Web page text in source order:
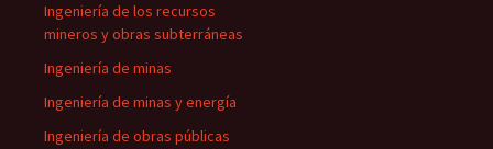
Ingeniería de los recursos
mineros y obras subterráneas
Ingeniería de minas
Ingeniería de minas y energía
Ingeniería de obras públicas